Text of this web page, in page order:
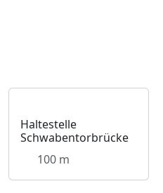
Haltestelle
Schwabentorbrücke
100 m